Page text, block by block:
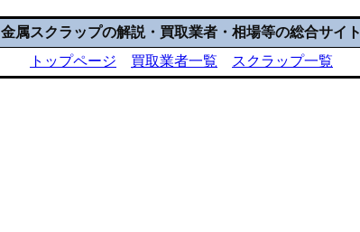
金属スクラップの解説・買取業者・相場等の総合サイト
トップページ
買取業者一覧 スクラップ一覧